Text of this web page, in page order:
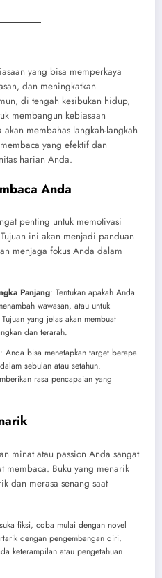
yang bisa memperkaya
dan meningkatkan
di tengah kesibukan hidup,
membangun kebiasaan
membahas langkah-langkah
yang efektif dan
harian Anda.
Anda
penting untuk memotivasi
ini akan menjadi panduan
menjaga fokus Anda dalam
Panjang: Tentukan apakah Anda
wawasan, atau untuk
yang jelas akan membuat
dan terarah.
: Anda bisa menetapkan target berapa
sebulan atau setahun.
rasa pencapaian yang
minat atau passion Anda sangat
membaca. Buku yang menarik
dan merasa senang saat
fiksi, coba mulai dengan novel
dengan pengembangan diri,
keterampilan atau pengetahuan